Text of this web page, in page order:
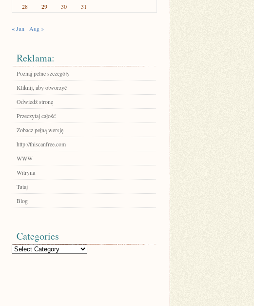
28
29 30 31
« Jun Aug »
Reklama:
Poznaj pełne szczegóły
Kliknij, aby otworzyć
Odwiedź stronę
Przeczytaj całość
Zobacz pełną wersję
http://thiscanfree.com
WWW
Witryna
Tutaj
Blog
Categories
Categories